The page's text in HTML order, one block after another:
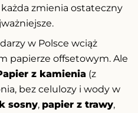
zmienia ostateczny
w Polsce wciąż
papierze offsetowym. Ale
z kamienia (z
bez celulozy i wody w
sosny, papier z trawy,